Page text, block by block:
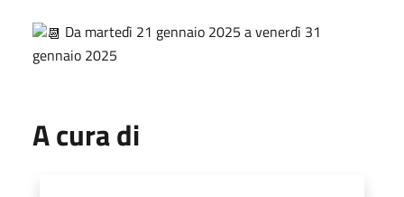
Da martedì 21 gennaio 2025 a venerdì 31
gennaio 2025
A cura di